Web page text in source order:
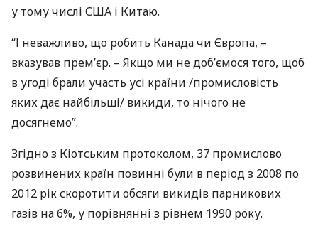
у тому числі США і Китаю.
“І неважливо, що робить Канада чи Європа, –
вказував прем’єр. – Якщо ми не доб’ємося того, щоб
в угоді брали участь усі країни /промисловість
яких дає найбільші/ викиди, то нічого не
досягнемо”.
Згідно з Кіотським протоколом, 37 промислово
розвинених країн повинні були в період з 2008 по
2012 рік скоротити обсяги викидів парникових
газів на 6%, у порівнянні з рівнем 1990 року.